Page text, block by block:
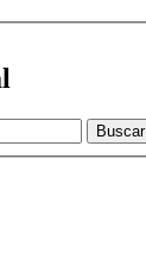
Buscar